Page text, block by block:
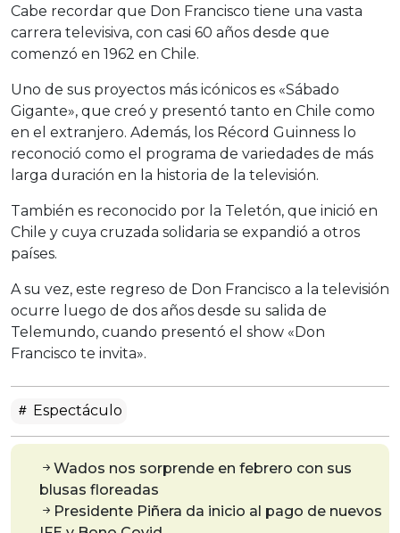
Cabe recordar que Don Francisco tiene una vasta
carrera televisiva, con casi 60 años desde que
comenzó en 1962 en Chile.
Uno de sus proyectos más icónicos es «Sábado
Gigante», que creó y presentó tanto en Chile como
en el extranjero. Además, los Récord Guinness lo
reconoció como el programa de variedades de más
larga duración en la historia de la televisión.
También es reconocido por la Teletón, que inició en
Chile y cuya cruzada solidaria se expandió a otros
países.
A su vez, este regreso de Don Francisco a la televisión
ocurre luego de dos años desde su salida de
Telemundo, cuando presentó el show «Don
Francisco te invita».
Espectáculo
Wados nos sorprende en febrero con sus
blusas floreadas
Presidente Piñera da inicio al pago de nuevos